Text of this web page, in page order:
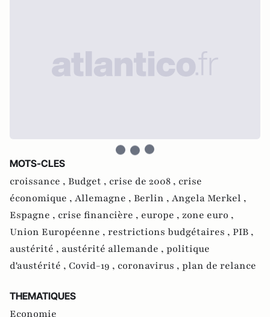
MOTS-CLES
croissance , Budget , crise de 2008 , crise
économique , Allemagne , Berlin , Angela Merkel ,
Espagne , crise financière , europe , zone euro ,
Union Européenne , restrictions budgétaires , PIB ,
austérité , austérité allemande , politique
d'austérité , Covid-19 , coronavirus , plan de relance
THEMATIQUES
Economie